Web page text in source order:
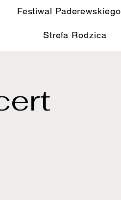
Festiwal Paderewskiego
Strefa Rodzica